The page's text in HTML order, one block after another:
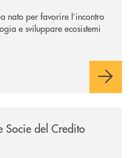
nato per favorire l’incontro
e sviluppare ecosistemi
Socie del Credito